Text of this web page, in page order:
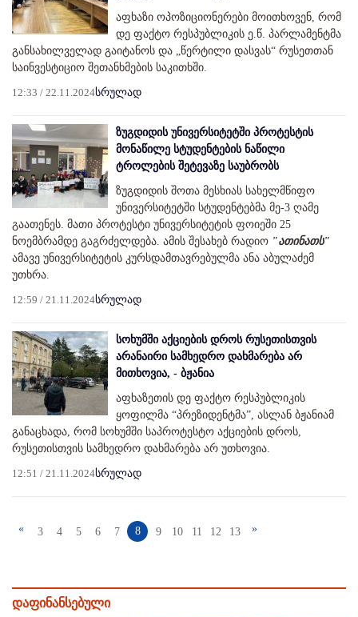
აფხაზი ოპოზიციონერები მოითხოვენ, რომ
დე ფაქტო რესპუბლიკის ე.წ. პარლამენტმა
განსახილველად გაიტანოს და „წერტილი დასვას“ რუსეთთან
საინვესტიციო შეთანხმების საკითხში.
12:33 / 22.11.2024სრულად
ზუგდიდის უნივერსიტეტში პროტესტის
მონაწილე სტუდენტების ნაწილი
ტროლების შეტევაზე საუბრობს
ზუგდიდის შოთა მესხიას სახელმწიფო
უნივერსიტეტში სტუდენტებმა მე-3 ღამე
გაათენეს. მათი პროტესტი უნივერსიტეტის ფოიეში 25
ნოემბრამდე გაგრძელდება. ამის შესახებ რადიო "ათინათს"
ამავე უნივერსიტეტის კურსდამთავრებულმა ანა აბულაძემ
უთხრა.
12:59 / 21.11.2024სრულად
სოხუმში აქციების დროს რუსეთისთვის
არანაირი სამხედრო დახმარება არ
მითხოვია, - ბჟანია
აფხაზეთის დე ფაქტო რესპუბლიკის
ყოფილმა “პრეზიდენტმა”, ასლან ბჟანიამ
განაცხადა, რომ სოხუმში საპროტესტო აქციების დროს,
რუსეთისთვის სამხედრო დახმარება არ უთხოვია.
12:51 / 21.11.2024სრულად
« 3 4 5 6 7 8 9 10 11 12 13 »
დაფინანსებული